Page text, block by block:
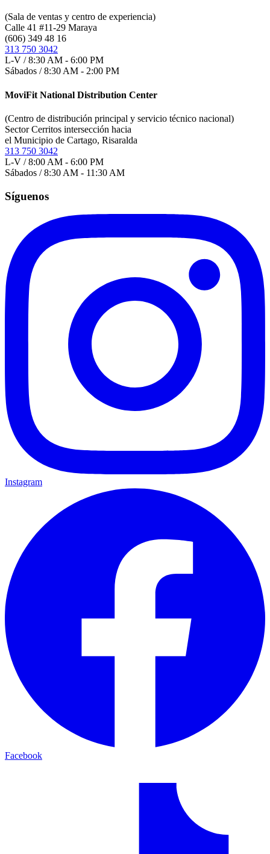
(Sala de ventas y centro de experiencia)
Calle 41 #11-29 Maraya
(606) 349 48 16
313 750 3042
L-V / 8:30 AM - 6:00 PM
Sábados / 8:30 AM - 2:00 PM
MoviFit National Distribution Center
(Centro de distribución principal y servicio técnico nacional)
Sector Cerritos intersección hacia
el Municipio de Cartago, Risaralda
313 750 3042
L-V / 8:00 AM - 6:00 PM
Sábados / 8:30 AM - 11:30 AM
Síguenos
Instagram
Facebook